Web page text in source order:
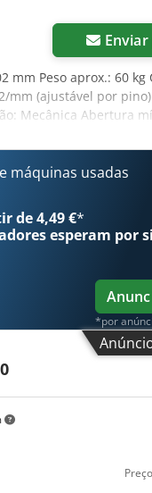
mm Peso aprox.: 60
mm (ajustável por
Mecânica Abertura
máxima/mm: 302
para morsa
máquinas usadas
de 4,49 €*
esperam por si
*por